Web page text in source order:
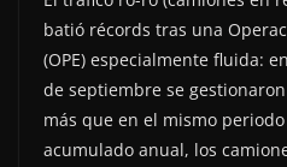
batió récords tras una
(OPE) especialmente fluida:
de septiembre se
más que en el mismo periodo
acumulado anual, los